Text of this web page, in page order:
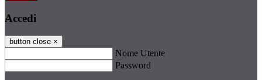
Accedi
button close ×
Nome Utente
Password